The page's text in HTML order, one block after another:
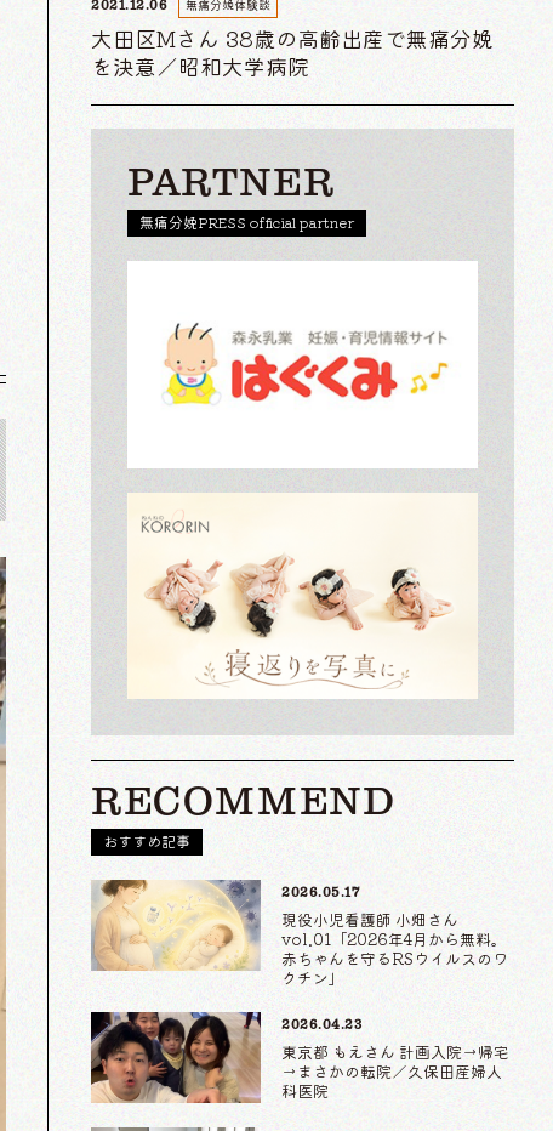
2021.12.06 無痛分娩体験談
大田区Mさん 38歳の高齢出産で無痛分娩
を決意／昭和大学病院
PARTNER
無痛分娩PRESS official partner
RECOMMEND
おすすめ記事
2026.05.17
現役小児看護師 小畑さん
vol.01「2026年4月から無料。
赤ちゃんを守るRSウイルスのワ
クチン」
2026.04.23
東京都 もえさん 計画入院→帰宅
→まさかの転院／久保田産婦人
科医院